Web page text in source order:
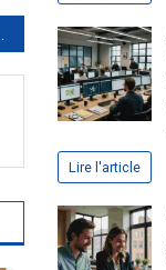
Lire l'article